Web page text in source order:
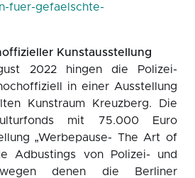
fuer-gefaelschte-
Kunstausstellung
2022 hingen die Polizei-
in einer Ausstellung
Kunstraum Kreuzberg. Die
mit 75.000 Euro
„Werbepause- The Art of
Adbustings von Polizei- und
wegen denen die Berliner